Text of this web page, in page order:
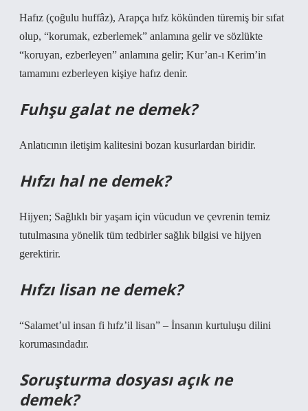
Hafız (çoğulu huffâz), Arapça hıfz kökünden türemiş bir sıfat
olup, “korumak, ezberlemek” anlamına gelir ve sözlükte
“koruyan, ezberleyen” anlamına gelir; Kur’an-ı Kerim’in
tamamını ezberleyen kişiye hafız denir.
Fuhşu galat ne demek?
Anlatıcının iletişim kalitesini bozan kusurlardan biridir.
Hıfzı hal ne demek?
Hijyen; Sağlıklı bir yaşam için vücudun ve çevrenin temiz
tutulmasına yönelik tüm tedbirler sağlık bilgisi ve hijyen
gerektirir.
Hıfzı lisan ne demek?
“Salamet’ul insan fi hıfz’il lisan” – İnsanın kurtuluşu dilini
korumasındadır.
Soruşturma dosyası açık ne
demek?